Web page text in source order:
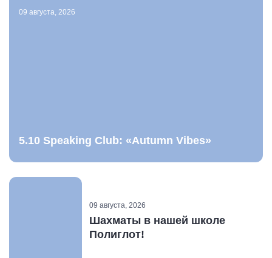
09 августа, 2026
5.10 Speaking Club: «Autumn Vibes»
09 августа, 2026
Шахматы в нашей школе
Полиглот!